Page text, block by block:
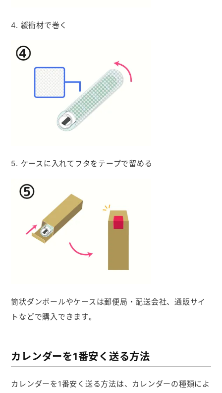
4. 緩衝材で巻く
5. ケースに入れてフタをテープで留める
筒状ダンボールやケースは郵便局・配送会社、通販サイ
トなどで購入できます。
カレンダーを1番安く送る方法
カレンダーを1番安く送る方法は、カレンダーの種類によ